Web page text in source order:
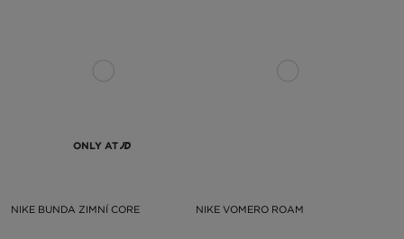
ONLY AT
NIKE BUNDA ZIMNÍ CORE NIKE VOMERO ROAM